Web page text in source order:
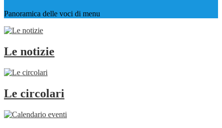
Panoramica delle voci di menu
Le notizie
Le circolari